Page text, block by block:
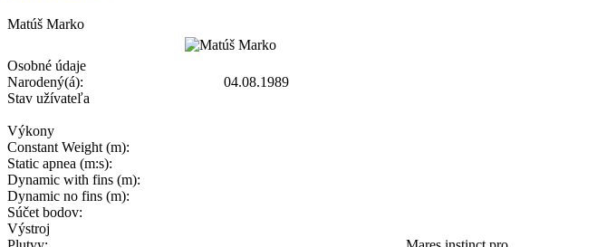
Matúš Marko
Osobné údaje
Narodený(á):
04.08.1989
Stav užívateľa
Výkony
Constant Weight (m):
Static apnea (m:s):
Dynamic with fins (m):
Dynamic no fins (m):
Súčet bodov:
Výstroj